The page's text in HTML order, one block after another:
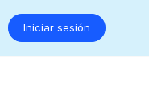
Iniciar sesión